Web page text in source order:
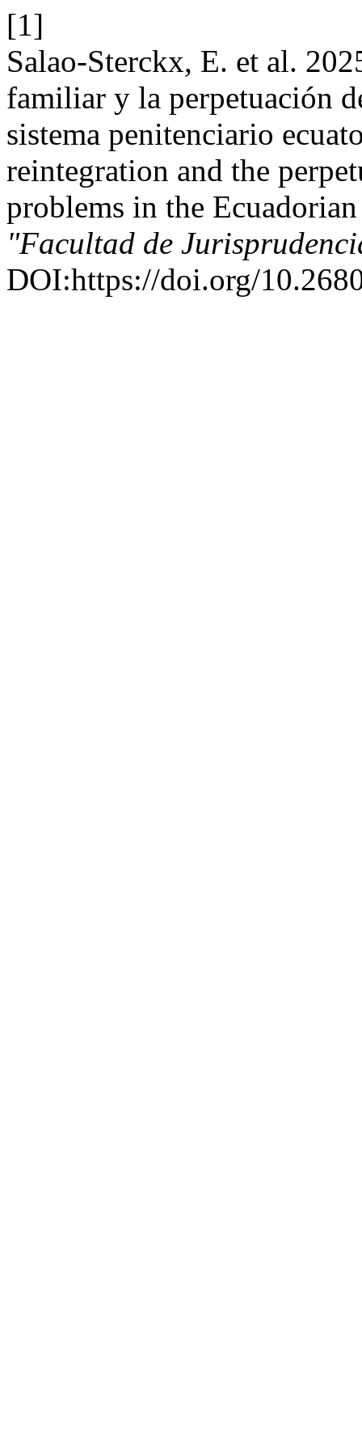
[1]
Salao-Sterckx, E. et al.
familiar y la perpetuación
sistema penitenciario
reintegration and the
problems in the
"Facultad de
DOI:https://doi.org/